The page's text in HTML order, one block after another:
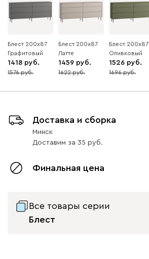
Блест 200x87
Графитовый
1418
10
1576
Блест 200x87
Латте
1459
10
1622
Блест 200x87
Оливковый
1526
10
1696
Доставка и сборка
Минск
Доставим за 35
Финальная цена
Все товары серии
Блест